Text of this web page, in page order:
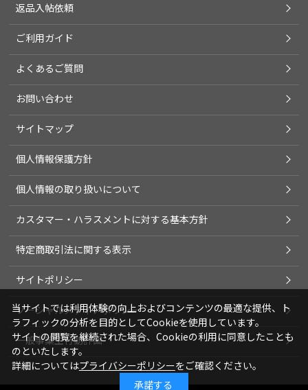
返品入帖依頼
ご利用ガイド
よくあるご質問
お問い合わせ
サイトマップ
個人情報保護方針
個人情報の取り扱いについて
カスタマー・ハラスメントに対する基本方針
特定商取引法に関する表示
サイトポリシー
ソーシャルメディアポリシー
一般事業主行動計画
当サイトでは利用体験の向上およびコンテンツの最適な提供、ト
ラフィックの分析を目的としてCookieを使用しています。
サイトの閲覧を継続された場合、Cookieの利用に同意したことも
のといたします。
詳細についてはプライバシーポリシーをご確認ください。
承諾する